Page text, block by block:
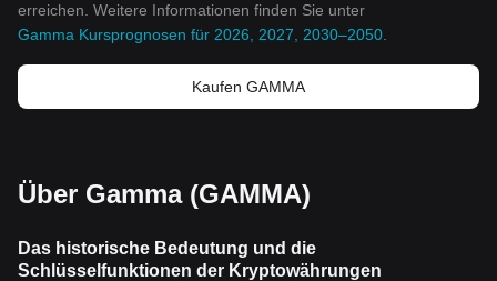
erreichen. Weitere Informationen finden Sie unter
Gamma Kursprognosen für 2026, 2027, 2030–2050
Kaufen GAMMA
Über Gamma (GAMMA)
Das historische Bedeutung und die
Schlüsselfunktionen der Kryptowährungen